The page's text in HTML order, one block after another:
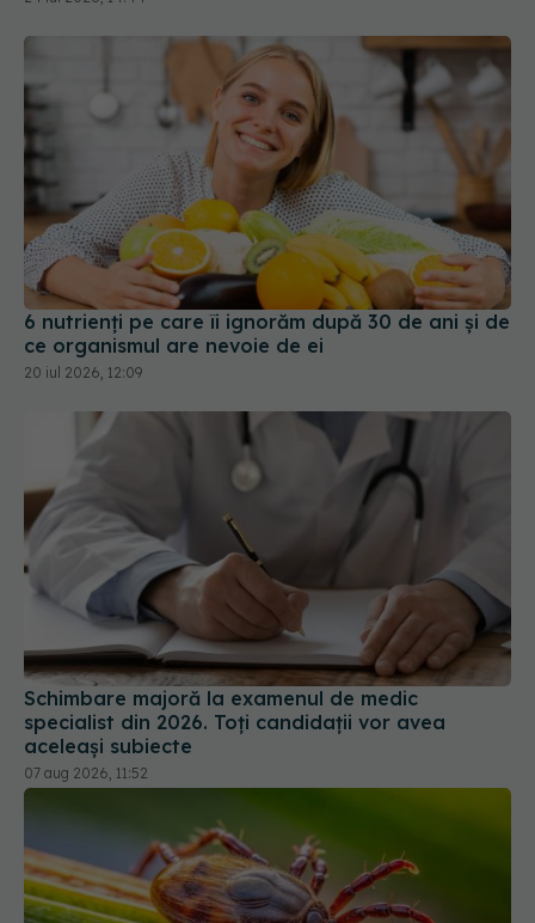
6 nutrienți pe care îi ignorăm după 30 de ani și de
ce organismul are nevoie de ei
20 iul 2026, 12:09
Schimbare majoră la examenul de medic
specialist din 2026. Toți candidații vor avea
aceleași subiecte
07 aug 2026, 11:52